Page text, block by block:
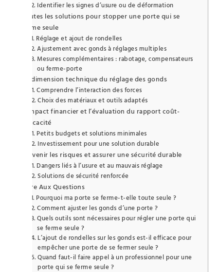
Identifier les signes d’usure ou de déformation
Toutes les solutions pour stopper une porte qui se
ferme seule
Réglage et ajout de rondelles
Ajustement avec gonds à réglages multiples
Mesures complémentaires : rabotage, compensateurs
ou ferme-porte
La dimension technique du réglage des gonds
Comprendre l’interaction des forces
Choix des matériaux et outils adaptés
L’impact financier et l’évaluation du rapport coût-
efficacité
Petits budgets et solutions minimales
Investissement pour une solution durable
Prévenir les risques et assurer une sécurité durable
Dangers liés à l’usure et au mauvais réglage
Solutions de sécurité renforcée
Foire Aux Questions
Pourquoi ma porte se ferme-t-elle toute seule ?
Comment ajuster les gonds d’une porte ?
Quels outils sont nécessaires pour régler une porte qui
se ferme seule ?
L’ajout de rondelles sur les gonds est-il efficace pour
empêcher une porte de se fermer seule ?
Quand faut-il faire appel à un professionnel pour une
porte qui se ferme seule ?